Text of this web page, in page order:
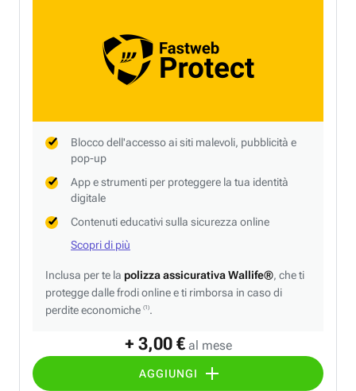
+ 3,00 € al mese
AGGIUNGI
Blocco dell'accesso ai siti malevoli, pubblicità e
pop-up
App e strumenti per proteggere la tua identità
digitale
Contenuti educativi sulla sicurezza online
Scopri di più
Inclusa per te la polizza assicurativa Wallife®, che ti
protegge dalle frodi online e ti rimborsa in caso di
perdite economiche (1).